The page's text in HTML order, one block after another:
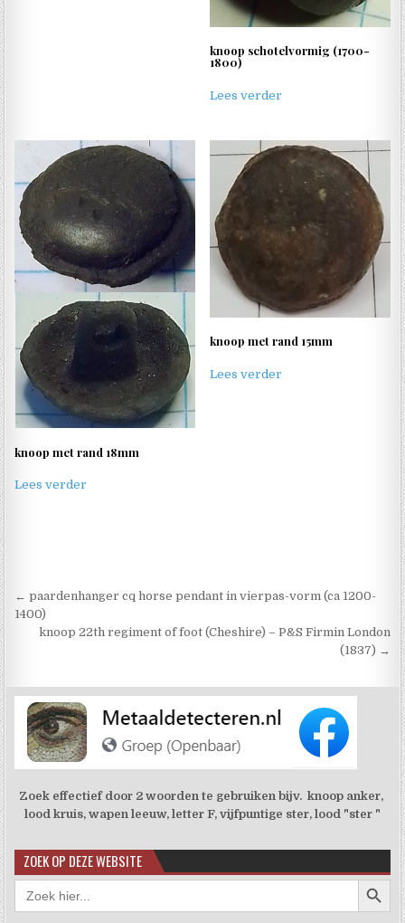
knoop schotelvormig (1700-
1800)
Lees verder
knoop met rand 18mm
Lees verder
knoop met rand 15mm
Lees verder
Berichtnavigatie
← paardenhanger cq horse pendant in vierpas-vorm (ca 1200-
1400)
knoop 22th regiment of foot (Cheshire) – P&S Firmin London
(1837) →
Zoek effectief door 2 woorden te gebruiken bijv. knoop anker,
lood kruis, wapen leeuw, letter F, vijfpuntige ster, lood "ster "
ZOEK OP DEZE WEBSITE
Zoek
naar: